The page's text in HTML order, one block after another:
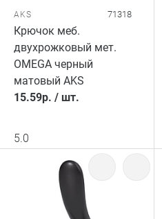
AKS 71318
Крючок меб.
двухрожковый мет.
OMEGA черный
матовый AKS
15.59р. / шт.
5.0